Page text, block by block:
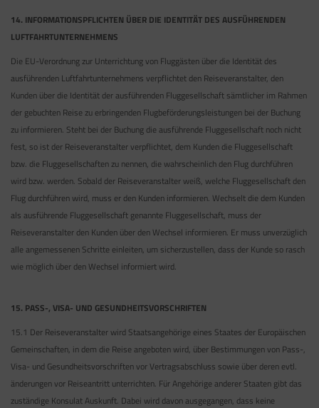
14. INFORMATIONSPFLICHTEN ÜBER DIE IDENTITÄT DES AUSFÜHRENDEN
LUFTFAHRTUNTERNEHMENS
Die EU-Verordnung zur Unterrichtung von Fluggästen über die Identität des
ausführenden Luftfahrtunternehmens verpflichtet den Reiseveranstalter, den
Kunden über die Identität der ausführenden Fluggesellschaft sämtlicher im Rahmen
der gebuchten Reise zu erbringenden Flugbeförderungsleistungen bei der Buchung
zu informieren. Steht bei der Buchung die ausführende Fluggesellschaft noch nicht
fest, so ist der Reiseveranstalter verpflichtet, dem Kunden die Fluggesellschaft
bzw. die Fluggesellschaften zu nennen, die wahrscheinlich den Flug durchführen
wird bzw. werden. Sobald der Reiseveranstalter weiß, welche Fluggesellschaft den
Flug durchführen wird, muss er den Kunden informieren. Wechselt die dem Kunden
als ausführende Fluggesellschaft genannte Fluggesellschaft, muss der
Reiseveranstalter den Kunden über den Wechsel informieren. Er muss unverzüglich
alle angemessenen Schritte einleiten, um sicherzustellen, dass der Kunde so rasch
wie möglich über den Wechsel informiert wird.
15. PASS-, VISA- UND GESUNDHEITSVORSCHRIFTEN
15.1 Der Reiseveranstalter wird Staatsangehörige eines Staates der Europäischen
Gemeinschaften, in dem die Reise angeboten wird, über Bestimmungen von Pass-,
Visa- und Gesundheitsvorschriften vor Vertragsabschluss sowie über deren evtl.
änderungen vor Reiseantritt unterrichten. Für Angehörige anderer Staaten gibt das
zuständige Konsulat Auskunft. Dabei wird davon ausgegangen, dass keine